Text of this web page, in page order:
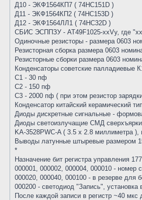
Д10 - ЭКФ1564КП7 ( 74HC151D )
Д11 - ЭКФ1564КП2 ( 74HC153D )
Д12 - ЭКФ1564ЛЛ1 ( 74HC32D )
СБИС ЭСППЗУ - AT49F1025-xxVy, где
Одиночные резисторы - размера 0603
Резисторная сборка размера 0603
Резисторные сборки размера 0603
Конденсаторы советские палладиевые
С1 - 30 пф
С2 - 150 пф
С3 - 2000 пф ( при этом резистор
Конденсатор китайский керамический
Диоды дискретные сигнальные -
Диоды светоизлучащие СМД
KA-3528PWC-A ( 3.5 х 2.8 миллиметра ),
Выводы латунные штыревые размером
*
Назначение бит регистра управления
000001, 000002, 000004, 000010 - номер
000020, 000040, 000100 - в резерве
000200 - светодиод "Запись", установка
После каждой записи в регистр ~40 мкс